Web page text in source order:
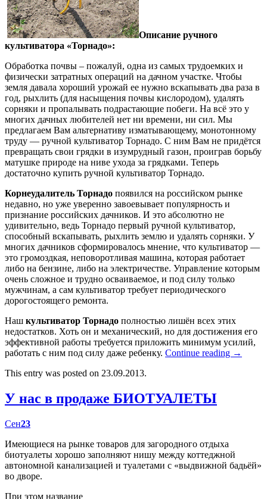
Описание ручного
культиватора «Торнадо»:
Обработка почвы – пожалуй, одна из самых трудоемких и
физически затратных операций на дачном участке. Чтобы
земля давала хороший урожай ее нужно вскапывать два раза в
год, рыхлить (для насыщения почвы кислородом), удалять
сорняки и пропалывать подрастающие побеги. На всё это у
многих дачных любителей нет ни времени, ни сил. Мы
предлагаем Вам альтернативу изматывающему, монотонному
труду — ручной культиватор Торнадо. С ним Вам не придётся
превращать свои грядки в изумрудный газон, проиграв борьбу
матушке природе на ниве ухода за грядками. Теперь
достаточно купить ручной культиватор Торнадо.
Корнеудалитель Торнадо появился на российском рынке
недавно, но уже уверенно завоевывает популярность и
признание российских дачников. И это абсолютно не
удивительно, ведь Торнадо первый ручной культиватор,
способный вскапывать, рыхлить землю и удалять сорняки. У
многих дачников сформировалось мнение, что культиватор —
это громоздкая, неповоротливая машина, которая работает
либо на бензине, либо на электричестве. Управление которым
очень сложное и трудно осваиваемое, и под силу только
мужчинам, а сам культиватор требует периодического
дорогостоящего ремонта.
Наш культиватор Торнадо полностью лишён всех этих
недостатков. Хоть он и механический, но для достижения его
эффективной работы требуется приложить минимум усилий,
работать с ним под силу даже ребенку. Continue reading →
This entry was posted on 23.09.2013.
У нас в продаже БИОТУАЛЕТЫ
Сен23
Имеющиеся на рынке товаров для загородного отдыха
биотуалеты хорошо заполняют нишу между коттеджной
автономной канализацией и туалетами с «выдвижной бадьёй»
во дворе.
При этом название